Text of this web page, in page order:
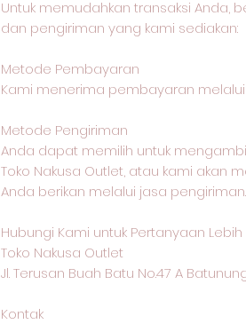
Untuk memudahkan transaksi Anda,
dan pengiriman yang kami sediakan:
Metode Pembayaran
Kami menerima pembayaran
Metode Pengiriman
Anda dapat memilih untuk
Toko Nakusa Outlet, atau kami akan
Anda berikan melalui jasa pengiriman.
Hubungi Kami untuk Pertanyaan Lebih
Toko Nakusa Outlet
Jl. Terusan Buah Batu No.47 A
Kontak